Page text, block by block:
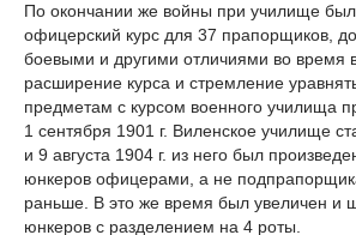
По окончании же войны при училище был
офицерский курс для 37 прапорщиков,
боевыми и другими отличиями во время
расширение курса и стремление
предметам с курсом военного училища
1 сентября 1901 г. Виленское училище
и 9 августа 1904 г. из него был
юнкеров офицерами, а не
раньше. В это же время был увеличен и
юнкеров с разделением на 4 роты.